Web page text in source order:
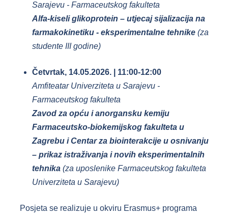
Sarajevu - Farmaceutskog fakulteta
Alfa-kiseli glikoprotein – utjecaj sijalizacija na
farmakokinetiku - eksperimentalne tehnike (za
studente III godine)
Četvrtak, 14.05.2026. | 11:00-12:00
Amfiteatar Univerziteta u Sarajevu -
Farmaceutskog fakulteta
Zavod za opću i anorgansku kemiju
Farmaceutsko-biokemijskog fakulteta u
Zagrebu i Centar za biointerakcije u osnivanju
– prikaz istraživanja i novih eksperimentalnih
tehnika (za uposlenike Farmaceutskog fakulteta
Univerziteta u Sarajevu)
Posjeta se realizuje u okviru Erasmus+ programa